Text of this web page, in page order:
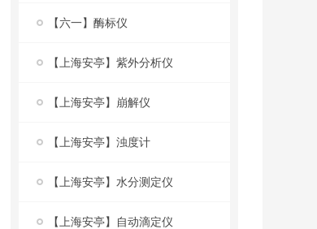
【六一】酶标仪
【上海安亭】紫外分析仪
【上海安亭】崩解仪
【上海安亭】浊度计
【上海安亭】水分测定仪
【上海安亭】自动滴定仪